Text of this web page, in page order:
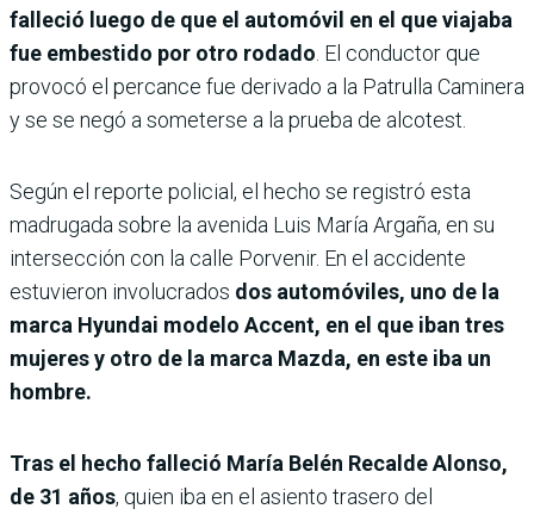
falleció luego de que el automóvil en el que viajaba
fue embestido por otro rodado . El conductor que
provocó el percance fue derivado a la Patrulla Caminera
y se se negó a someterse a la prueba de alcotest.
Según el reporte policial, el hecho se registró esta
madrugada sobre la avenida Luis María Argaña, en su
intersección con la calle Porvenir. En el accidente
estuvieron involucrados dos automóviles, uno de la
marca Hyundai modelo Accent, en el que iban tres
mujeres y otro de la marca Mazda, en este iba un
hombre.
Tras el hecho falleció María Belén Recalde Alonso,
de 31 años, quien iba en el asiento trasero del